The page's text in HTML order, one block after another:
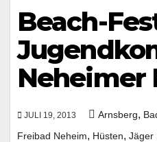
Beach-
Neheimer
JULI 19, 2013 Arnsberg,
Freibad Neheim, Hüsten, Jäger